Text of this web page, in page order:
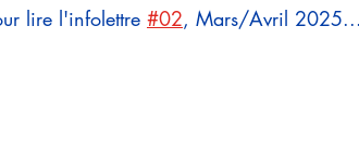
lire l'infolettre #02, Mars/Avril 2025...